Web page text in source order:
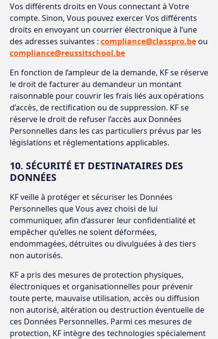
Vos différents droits en Vous connectant à Votre
compte. Sinon, Vous pouvez exercer Vos différents
droits en envoyant un courrier électronique à l’une
des adresses suivantes : compliance@classpro.beou
compliance@reussitschool.be
En fonction de l’ampleur de la demande, KF se réserve
le droit de facturer au demandeur un montant
raisonnable pour couvrir les frais liés aux opérations
d’accès, de rectification ou de suppression. KF se
réserve le droit de refuser l’accès aux Données
Personnelles dans les cas particuliers prévus par les
législations et réglementations applicables.
10. SÉCURITÉ ET DESTINATAIRES DES
DONNÉES
KF veille à protéger et sécuriser les Données
Personnelles que Vous avez choisi de lui
communiquer, afin d’assurer leur confidentialité et
empêcher qu’elles ne soient déformées,
endommagées, détruites ou divulguées à des tiers
non autorisés.
KF a pris des mesures de protection physiques,
électroniques et organisationnelles pour prévenir
toute perte, mauvaise utilisation, accès ou diffusion
non autorisé, altération ou destruction éventuelle de
ces Données Personnelles. Parmi ces mesures de
protection, KF intègre des technologies spécialement